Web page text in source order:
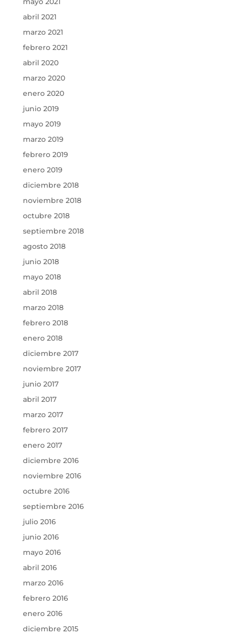
abril 2021
marzo 2021
febrero 2021
abril 2020
marzo 2020
enero 2020
junio 2019
mayo 2019
marzo 2019
febrero 2019
enero 2019
diciembre 2018
noviembre 2018
octubre 2018
septiembre 2018
agosto 2018
junio 2018
mayo 2018
abril 2018
marzo 2018
febrero 2018
enero 2018
diciembre 2017
noviembre 2017
junio 2017
abril 2017
marzo 2017
febrero 2017
enero 2017
diciembre 2016
noviembre 2016
octubre 2016
septiembre 2016
julio 2016
junio 2016
mayo 2016
abril 2016
marzo 2016
febrero 2016
enero 2016
diciembre 2015